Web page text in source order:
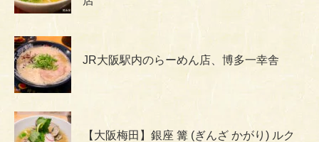
JR大阪駅内のらーめん店、博多一幸舎
【大阪梅田】銀座 篝 (ぎんざ かがり) ルク